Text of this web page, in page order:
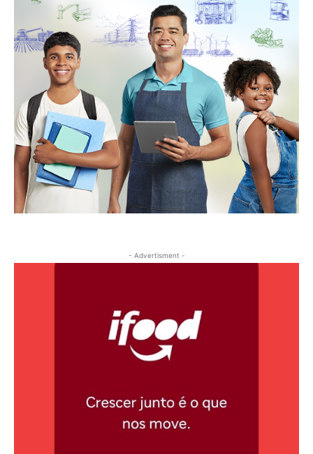
- Advertisment -